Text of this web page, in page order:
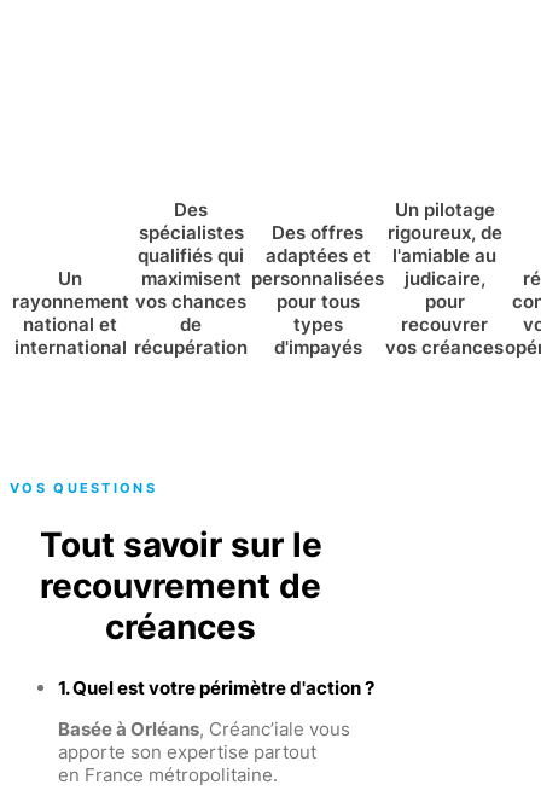
Un
rayonnement
national et
international
Des
spécialistes
qualifiés qui
maximisent
vos chances
de
récupération
Des offres
adaptées et
personnalisées
pour tous
types
d'impayés
Un pilotage
rigoureux, de
l'amiable au
judicaire,
pour
recouvrer
vos créances
VOS QUESTIONS
Tout savoir sur le
recouvrement de
créances
1. Quel est votre périmètre d'action ?
Basée à Orléans, Créanc’iale vous
apporte son expertise partout
en France métropolitaine.